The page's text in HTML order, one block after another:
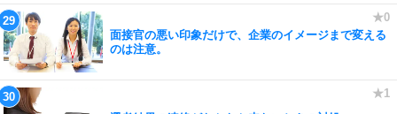
面接官の悪い印象だけで、企業のイメージまで変える
のは注意。